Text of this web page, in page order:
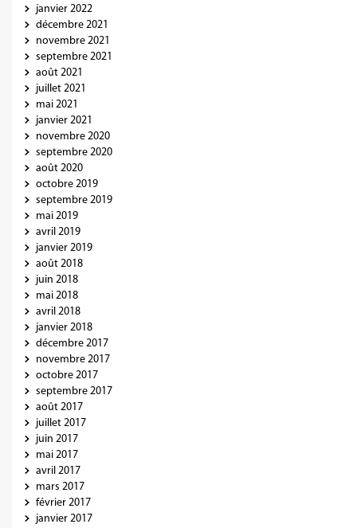
janvier 2022
décembre 2021
novembre 2021
septembre 2021
août 2021
juillet 2021
mai 2021
janvier 2021
novembre 2020
septembre 2020
août 2020
octobre 2019
septembre 2019
mai 2019
avril 2019
janvier 2019
août 2018
juin 2018
mai 2018
avril 2018
janvier 2018
décembre 2017
novembre 2017
octobre 2017
septembre 2017
août 2017
juillet 2017
juin 2017
mai 2017
avril 2017
mars 2017
février 2017
janvier 2017